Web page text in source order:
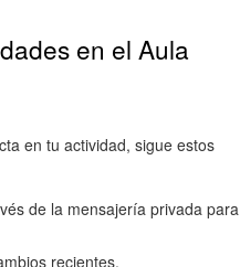
en el Aula
en tu actividad, sigue estos
de la mensajería privada para
recientes.